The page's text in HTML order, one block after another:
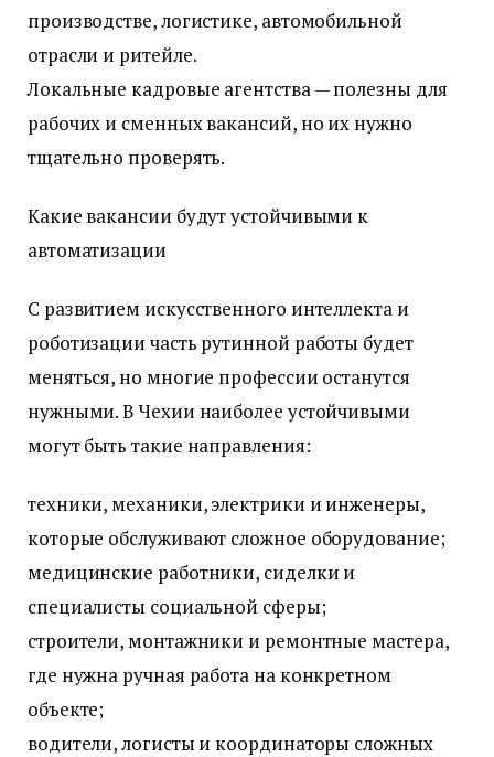
производстве, логистике, автомобильной
отрасли и ритейле.
Локальные кадровые агентства — полезны для
рабочих и сменных вакансий, но их нужно
тщательно проверять.
Какие вакансии будут устойчивыми к
автоматизации
С развитием искусственного интеллекта и
роботизации часть рутинной работы будет
меняться, но многие профессии останутся
нужными. В Чехии наиболее устойчивыми
могут быть такие направления:
техники, механики, электрики и инженеры,
которые обслуживают сложное оборудование;
медицинские работники, сиделки и
специалисты социальной сферы;
строители, монтажники и ремонтные мастера,
где нужна ручная работа на конкретном
объекте;
водители, логисты и координаторы сложных